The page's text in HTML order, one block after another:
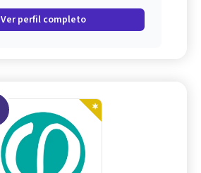
Ver perfil completo